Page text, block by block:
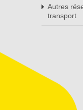
Autres
transport